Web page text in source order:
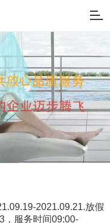
2021.09.21.放假
，服务时间09:00-